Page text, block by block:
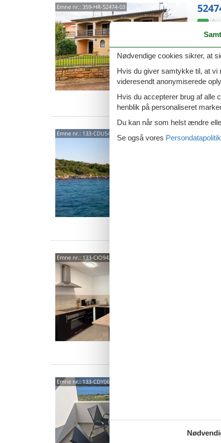
Emne nr.: 359-HR-52474-03
4,2
otte
byens
8
4
Emne nr.: 133-CDU549
Zizanj
Emne nr.: 133-CIO942
Emne nr.: 133-CDY066
2
Nødvendige cookies sikrer, at
Hvis du giver samtykke til, at vi
videresendt anonymiserede
Hvis du accepterer brug af alle
henblik på personaliseret
Du kan når som helst ændre
Se også vores Persondatapolitik